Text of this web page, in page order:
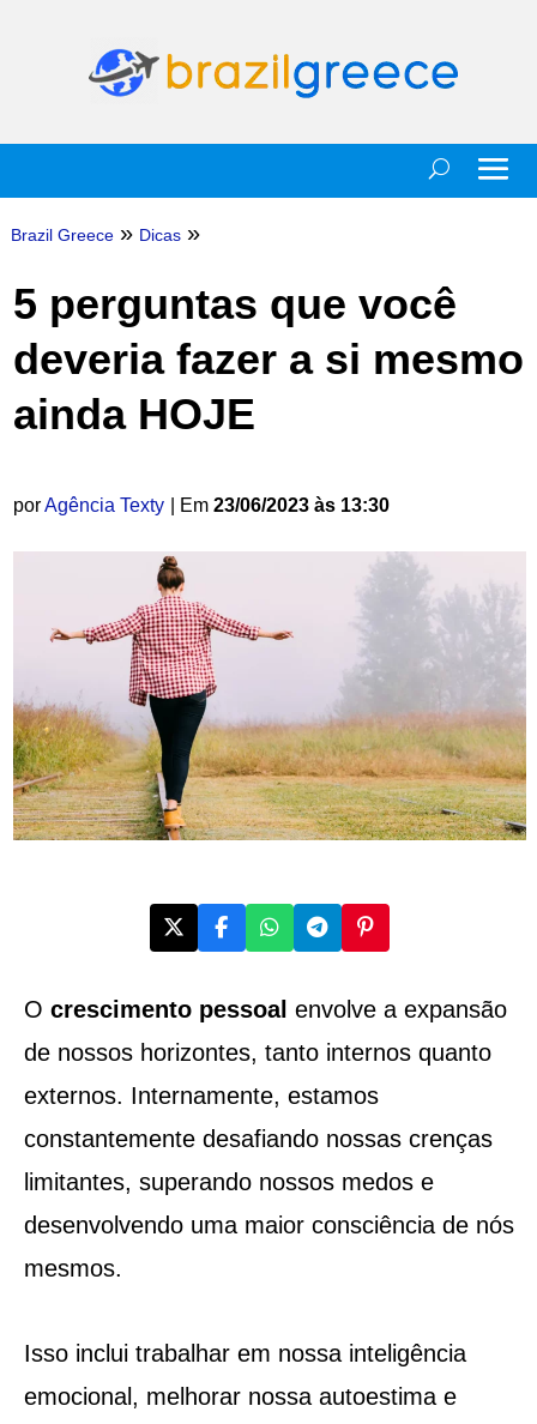
Brazil Greece » Dicas »
5 perguntas que você
deveria fazer a si mesmo
ainda HOJE
porAgência Texty | Em 23/06/2023 às 13:30
O crescimento pessoal envolve a expansão
de nossos horizontes, tanto internos quanto
externos. Internamente, estamos
constantemente desafiando nossas crenças
limitantes, superando nossos medos e
desenvolvendo uma maior consciência de nós
mesmos.
Isso inclui trabalhar em nossa inteligência
emocional, melhorar nossa autoestima e